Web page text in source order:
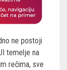
ne postoji
temelje na
rečima, sve